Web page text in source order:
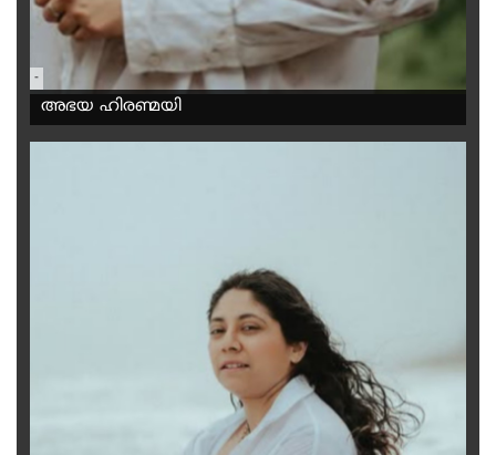
-
അഭയ ഹിരണ്മയി